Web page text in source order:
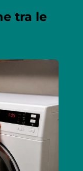
tra le